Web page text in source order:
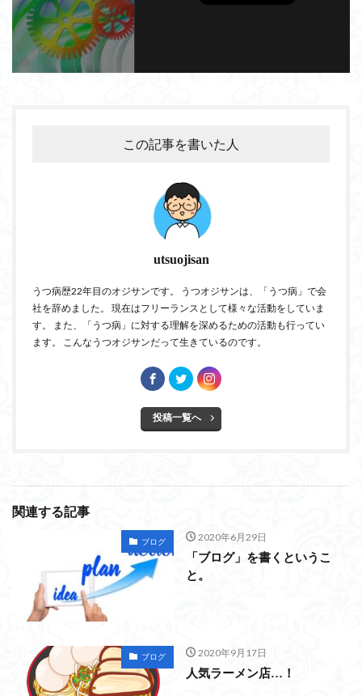
この記事を書いた人
utsuojisan
うつ病歴22年目のオジサンです。 うつオジサンは、「うつ病」で会
社を辞めました。 現在はフリーランスとして様々な活動をしていま
す。 また、「うつ病」に対する理解を深めるための活動も行ってい
ます。 こんなうつオジサンだって生きているのです。
投稿一覧へ
関連する記事
ブログ 2020年6月29日
「ブログ」を書くというこ
と。
ブログ 2020年9月17日
人気ラーメン店…！